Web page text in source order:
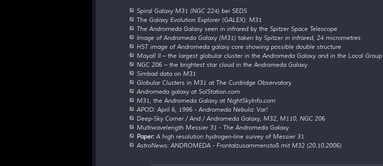
Spiral Galaxy M31 (NGC 224) bei SEDS
The Galaxy Evolution Explorer (GALEX): M31
The Andromeda Galaxy seen in infrared by the Spitzer Space Telescope
Image of Andromeda Galaxy (M31) taken by Spitzer in infrared, 24 micrometres
HST image of Andromeda galaxy core showing possible double structure
Mayall II – the largest globular cluster in the Andromeda Galaxy and in the Local Group
NGC 206 – the brightest star cloud in the Andromeda Galaxy
Simbad data on M31
Globular Clusters in M31 at The Curdridge Observatory
Andromeda galaxy at SolStation.com
M31, the Andromeda Galaxy at NightSkyInfo.com
APOD: April 6, 1996 - Andromeda Nebula: Var!
Deep-Sky Corner / And / Andromeda Galaxy, M32, M110, NGC 206
Multiwavelength Messier 31 - The Andromeda Galaxy
Paper:A high resolution hydrogen-line survey of Messier 31
AstroNews: ANDROMEDA - Frontalzusammenstoß mit M32 (20.10.2006)